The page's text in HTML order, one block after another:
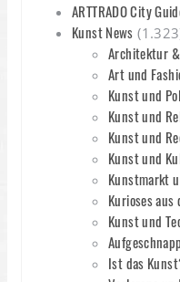
ARTTRADO City
Kunst News
Architektur
Art und
Kunst und
Kunst und
Kunst und
Kunst und
Kunstmarkt
Kurioses
Kunst und
Ist das